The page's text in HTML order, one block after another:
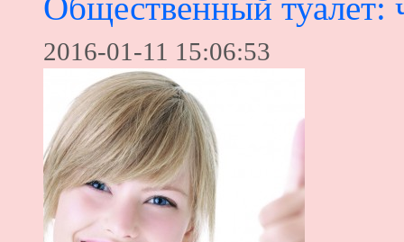
Общественный туалет:
2016-01-11 15:06:53